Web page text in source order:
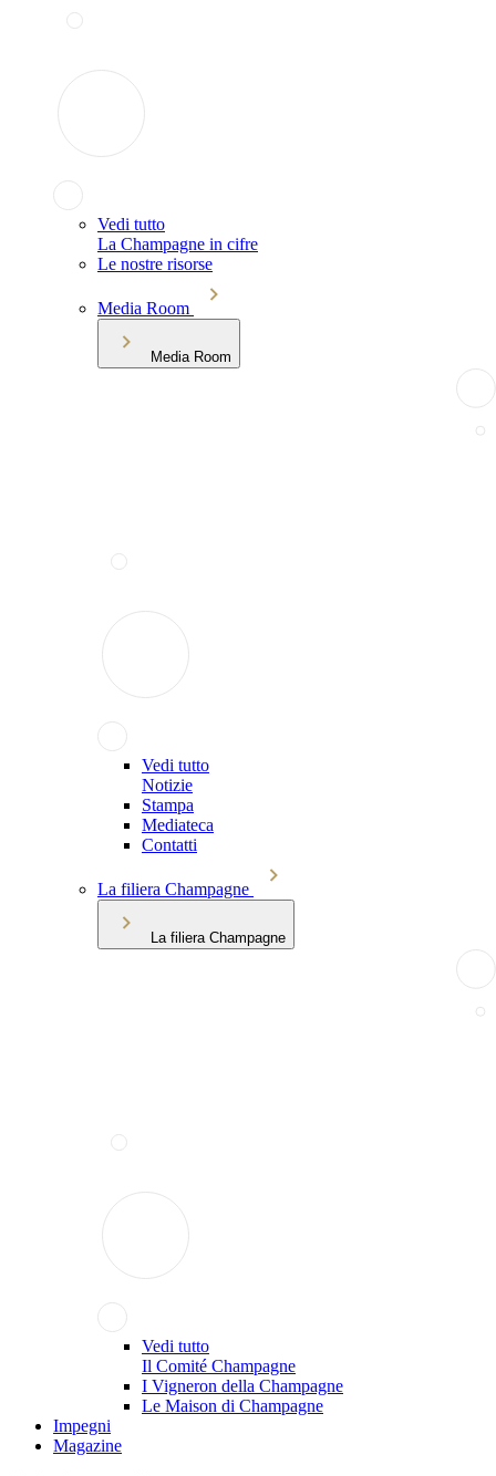
Vedi tutto
La Champagne in cifre
Le nostre risorse
Media Room
Media Room
Vedi tutto
Notizie
Stampa
Mediateca
Contatti
La filiera Champagne
La filiera Champagne
Vedi tutto
Il Comité Champagne
I Vigneron della Champagne
Le Maison di Champagne
Impegni
Magazine